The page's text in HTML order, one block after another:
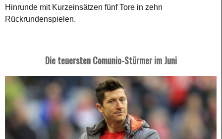
Hinrunde mit Kurzeinsätzen fünf Tore in zehn
Rückrundenspielen.
Die teuersten Comunio-Stürmer im Juni